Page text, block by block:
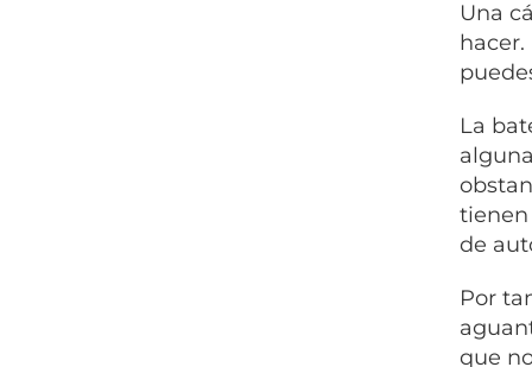
Una
La
tienen
de
Por
que